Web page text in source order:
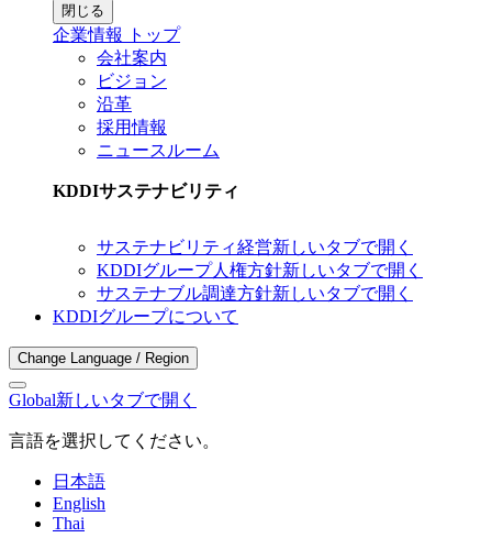
閉じる
企業情報 トップ
会社案内
ビジョン
沿革
採用情報
ニュースルーム
KDDIサステナビリティ
サステナビリティ経営新しいタブで開く
KDDIグループ人権方針新しいタブで開く
サステナブル調達方針新しいタブで開く
KDDIグループについて
Change Language / Region
Global新しいタブで開く
言語を選択してください。
日本語
English
Thai